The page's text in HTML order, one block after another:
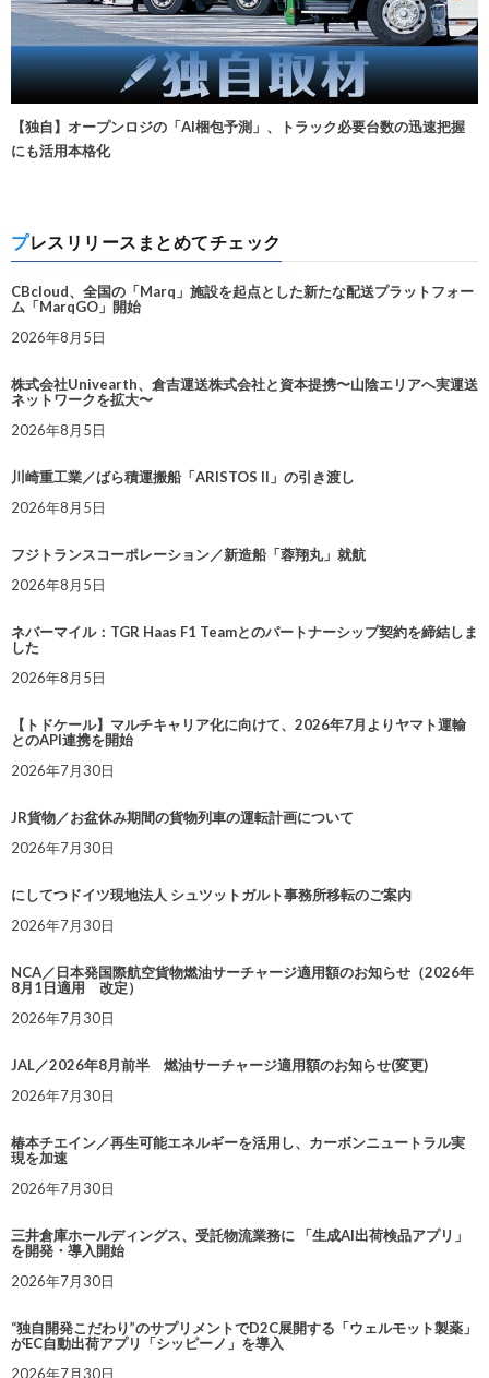
【独自】オープンロジの「AI梱包予測」、トラック必要台数の迅速把握
にも活用本格化
プレスリリースまとめてチェック
CBcloud、全国の「Marq」施設を起点とした新たな配送プラットフォー
ム「MarqGO」開始
2026年8月5日
株式会社Univearth、倉吉運送株式会社と資本提携〜山陰エリアへ実運送
ネットワークを拡大〜
2026年8月5日
川崎重工業／ばら積運搬船「ARISTOS II」の引き渡し
2026年8月5日
フジトランスコーポレーション／新造船「蓉翔丸」就航
2026年8月5日
ネバーマイル：TGR Haas F1 Teamとのパートナーシップ契約を締結しま
した
2026年8月5日
【トドケール】マルチキャリア化に向けて、2026年7月よりヤマト運輸
とのAPI連携を開始
2026年7月30日
JR貨物／お盆休み期間の貨物列車の運転計画について
2026年7月30日
にしてつドイツ現地法人 シュツットガルト事務所移転のご案内
2026年7月30日
NCA／日本発国際航空貨物燃油サーチャージ適用額のお知らせ（2026年
8月1日適用 改定）
2026年7月30日
JAL／2026年8月前半 燃油サーチャージ適用額のお知らせ(変更)
2026年7月30日
椿本チエイン／再生可能エネルギーを活用し、カーボンニュートラル実
現を加速
2026年7月30日
三井倉庫ホールディングス、受託物流業務に 「生成AI出荷検品アプリ」
を開発・導入開始
2026年7月30日
“独自開発こだわり”のサプリメントでD2C展開する「ウェルモット製薬」
がEC自動出荷アプリ「シッピーノ」を導入
2026年7月30日